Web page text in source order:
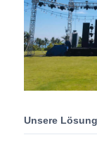
Unsere Lösung